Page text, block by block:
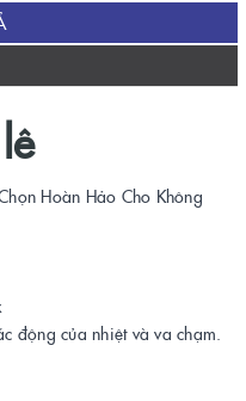
Hoàn Hảo Cho Không
động của nhiệt và va chạm.